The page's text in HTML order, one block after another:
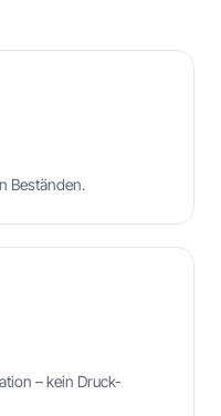
Beständen.
– kein Druck-